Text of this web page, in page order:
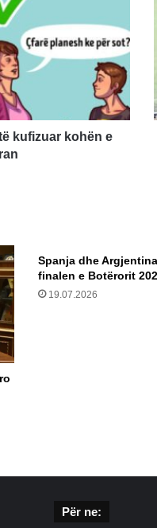
kufizuar kohën e
Spanja dhe
finalen e Botërorit
19.07.2026
Për ne: